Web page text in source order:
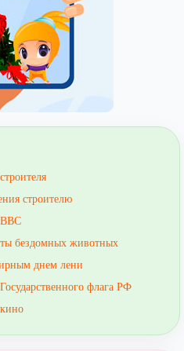
строителю
ВВС
бездомных животных
днем лени
флага РФ